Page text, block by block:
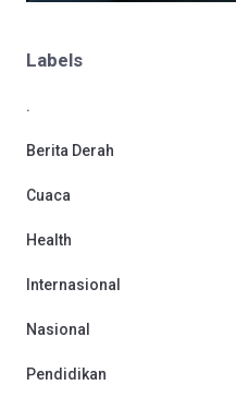
Labels
.
Berita Derah
Cuaca
Health
Internasional
Nasional
Pendidikan